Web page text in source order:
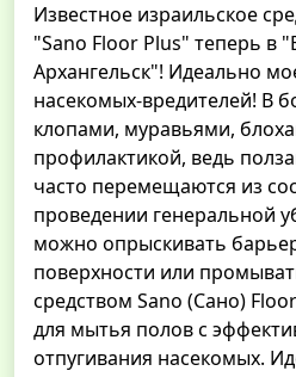
Известное израильское
"Sano Floor Plus" теперь в
Архангельск"! Идеально
насекомых-вредителей! В
клопами, муравьями,
профилактикой, ведь
часто перемещаются из
проведении генеральной
можно опрыскивать
поверхности или
средством Sano (Сано)
для мытья полов с
отпугивания насекомых.